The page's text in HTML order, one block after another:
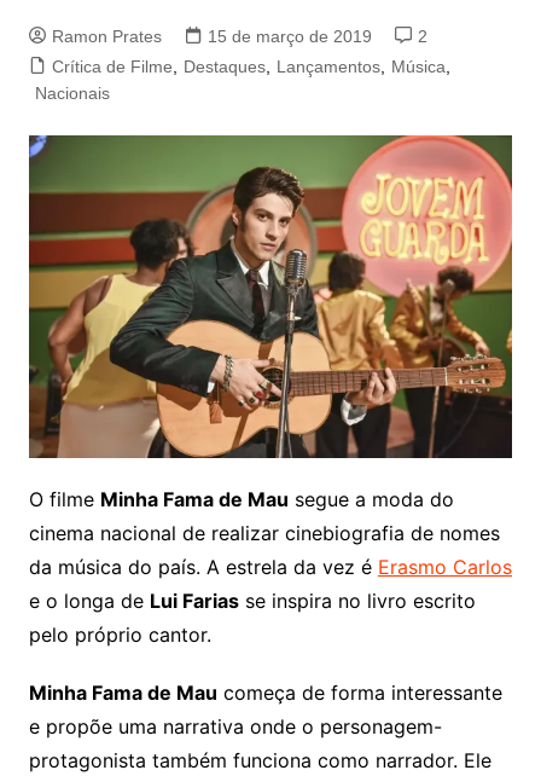
Ramon Prates 15 de março de 2019
2
Crítica de Filme, Destaques, Lançamentos, Música,
Nacionais
O filme Minha Fama de Mau segue a moda do
cinema nacional de realizar cinebiografia de nomes
da música do país. A estrela da vez é Erasmo Carlos
e o longa de Lui Fariasse inspira no livro escrito
pelo próprio cantor.
Minha Fama de Mau começa de forma interessante
e propõe uma narrativa onde o personagem-
protagonista também funciona como narrador. Ele